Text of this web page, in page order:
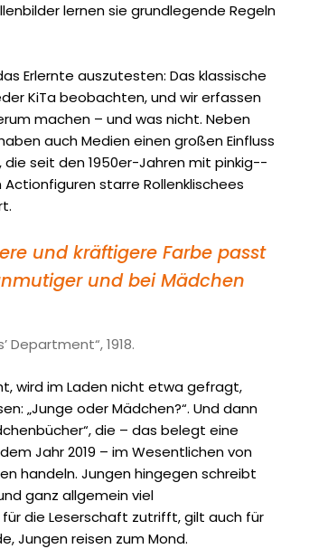
lernen sie grundlegende Regeln
­Erlernte auszutesten: Das klassische
KiTa beobachten, und wir erfassen
machen – und was nicht. Neben
auch Medien einen großen Einfluss
die seit den 1950er-Jahren mit pinkig-­
starre Rollenklischees
und kräftigere Farbe passt
und bei Mädchen
Department“, 1918.
wird im Laden nicht etwa gefragt,
„Junge oder Mädchen?“. Und dann
die – das belegt eine
Jahr 2019 – im Wesentlichen von
handeln. Jungen ­hingegen schreibt
ganz allgemein viel
die ­Leserschaft zutrifft, gilt auch für
Jungen reisen zum Mond.